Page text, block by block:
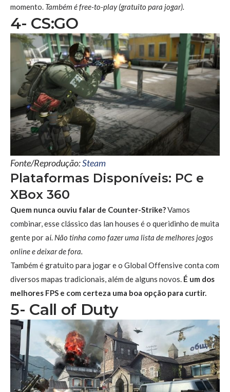
momento. Também é free-to-play (gratuito para jogar).
4- CS:GO
Fonte/Reprodução:Steam
Plataformas Disponíveis: PC e
XBox 360
Quem nunca ouviu falar de Counter-Strike?Vamos
combinar, esse clássico das lan houses é o queridinho de muita
gente por aí. Não tinha como fazer uma lista de melhores jogos
online e deixar de fora.
Também é gratuito para jogar e o Global Offensive conta com
diversos mapas tradicionais, além de alguns novos. É um dos
melhores FPS e com certeza uma boa opção para curtir.
5- Call of Duty